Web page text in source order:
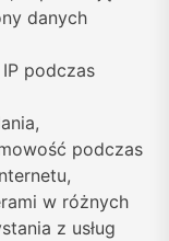
danych
podczas
podczas
w różnych
z usług